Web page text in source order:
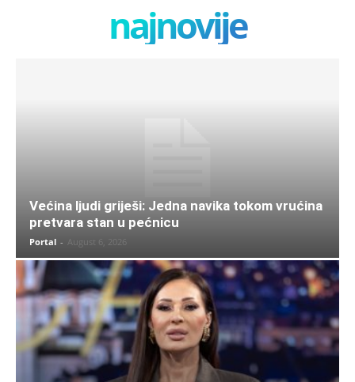
najnovije
Većina ljudi griješi: Jedna navika tokom vrućina
pretvara stan u pećnicu
Portal - August 6, 2026